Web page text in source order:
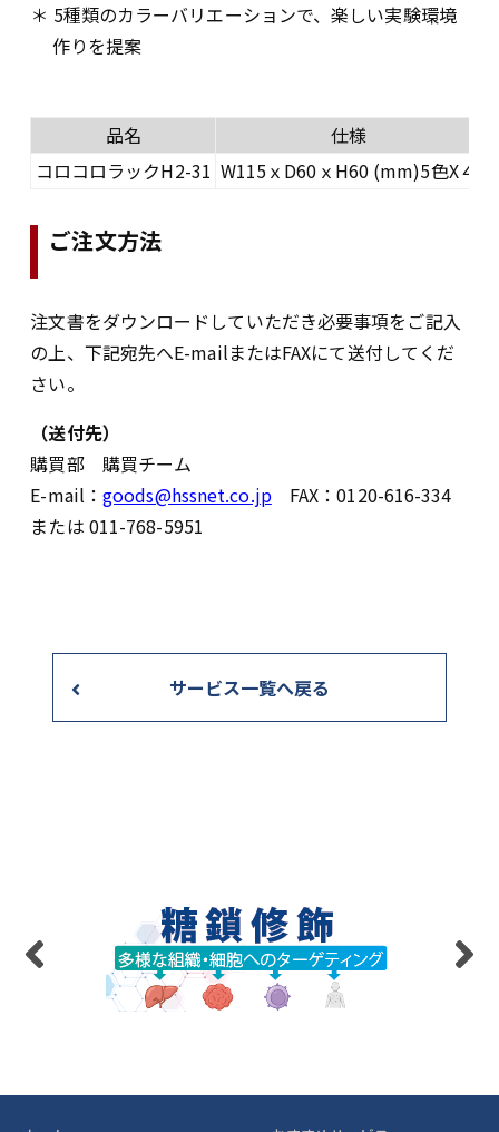
＊ 5種類のカラーバリエーションで、楽しい実験環境
作りを提案
品名 仕様
コロコロラックH2-31 W115ｘD60ｘH60 (mm)5色X４
ご注文方法
注文書をダウンロードしていただき必要事項をご記入
の上、下記宛先へE-mailまたはFAXにて送付してくだ
さい。
（送付先）
購買部 購買チーム
E-mail：goods@hssnet.co.jpFAX：0120-616-334
または 011-768-5951
サービス一覧へ戻る